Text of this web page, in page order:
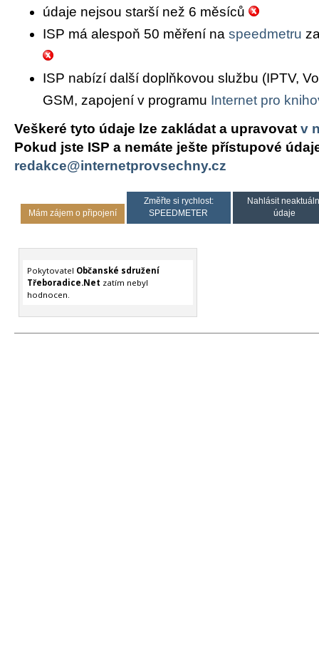
údaje nejsou starší než 6 měsíců
ISP má alespoň 50 měření na speedmetru
ISP nabízí další doplňkovou službu (IPTV,
GSM, zapojení v programu Internet pro
Veškeré tyto údaje lze zakládat a upravovat v
Pokud jste ISP a nemáte ješte přístupové
redakce@internetprovsechny.cz
Mám zájem o připojení
Změřte si rychlost:
SPEEDMETER
Nahlásit
údaje
Pokytovatel Občanské sdružení
Třeboradice.Net zatím nebyl
hodnocen.